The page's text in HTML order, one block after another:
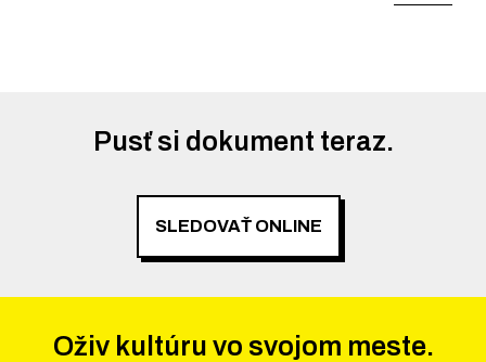
Pusť si dokument teraz.
SLEDOVAŤ ONLINE
Oživ kultúru vo svojom meste.